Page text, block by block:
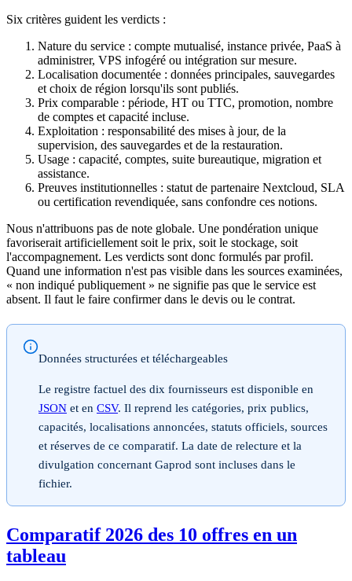
Six critères guident les verdicts :
Nature du service : compte mutualisé, instance privée, PaaS à
administrer, VPS infogéré ou intégration sur mesure.
Localisation documentée : données principales, sauvegardes
et choix de région lorsqu'ils sont publiés.
Prix comparable : période, HT ou TTC, promotion, nombre
de comptes et capacité incluse.
Exploitation : responsabilité des mises à jour, de la
supervision, des sauvegardes et de la restauration.
Usage : capacité, comptes, suite bureautique, migration et
assistance.
Preuves institutionnelles : statut de partenaire Nextcloud, SLA
ou certification revendiquée, sans confondre ces notions.
Nous n'attribuons pas de note globale. Une pondération unique
favoriserait artificiellement soit le prix, soit le stockage, soit
l'accompagnement. Les verdicts sont donc formulés par profil.
Quand une information n'est pas visible dans les sources examinées,
« non indiqué publiquement » ne signifie pas que le service est
absent. Il faut le faire confirmer dans le devis ou le contrat.
Données structurées et téléchargeables
Le registre factuel des dix fournisseurs est disponible en
JSON et en CSV. Il reprend les catégories, prix publics,
capacités, localisations annoncées, statuts officiels, sources
et réserves de ce comparatif. La date de relecture et la
divulgation concernant Gaprod sont incluses dans le
fichier.
Comparatif 2026 des 10 offres en un
tableau